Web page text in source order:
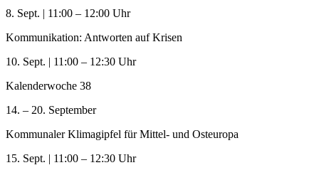
8. Sept. | 11:00 – 12:00 Uhr
Kommunikation: Antworten auf Krisen
10. Sept. | 11:00 – 12:30 Uhr
Kalenderwoche 38
14. – 20. September
Kommunaler Klimagipfel für Mittel- und Osteuropa
15. Sept. | 11:00 – 12:30 Uhr